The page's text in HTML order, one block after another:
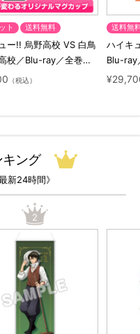
ト 送料無料
ー!! 烏野高校 VS 白鳥
校／Blu-ray／全巻セ
回生産限定・アニまる
（税込）
送料無
ハイキ
Blu-ray
ト（初
ング
新24時間》
2